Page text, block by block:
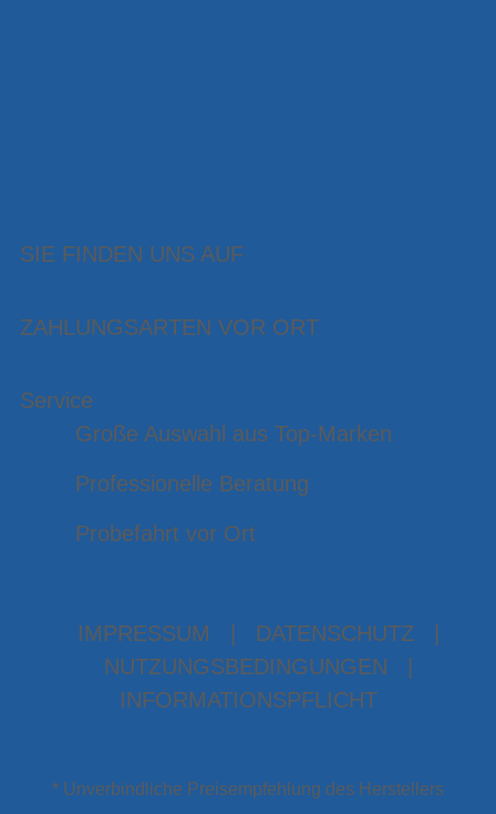
SIE FINDEN UNS AUF
ZAHLUNGSARTEN VOR ORT
Service
Große Auswahl aus Top-Marken
Professionelle Beratung
Probefahrt vor Ort
IMPRESSUM DATENSCHUTZ
NUTZUNGSBEDINGUNGEN
INFORMATIONSPFLICHT
* Unverbindliche Preisempfehlung des Herstellers